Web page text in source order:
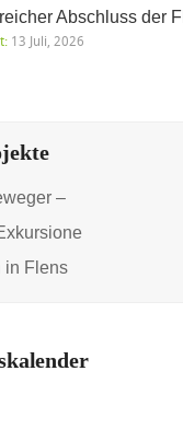
Abschluss der
13 Juli, 2026
–
in Flens